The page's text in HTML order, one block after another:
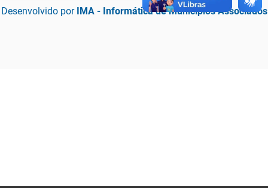
Desenvolvido por IMA - Informática de Municípios Associados